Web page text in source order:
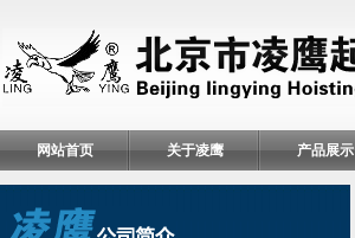
网站首页 关于凌鹰 产品展示